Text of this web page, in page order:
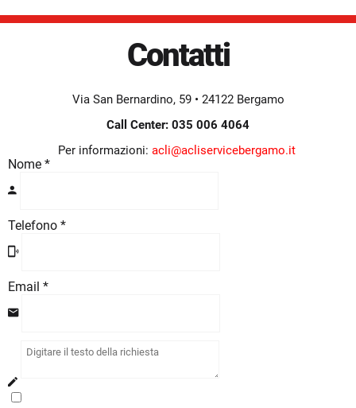
Contatti
Via San Bernardino, 59 • 24122 Bergamo
Call Center: 035 006 4064
Per informazioni: acli@acliservicebergamo.it
Nome *
Telefono *
Email *